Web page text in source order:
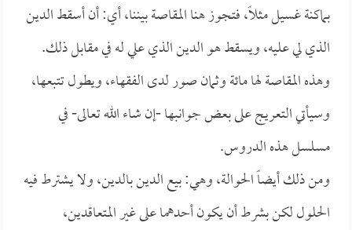
بماكنة غسيل مثلاً، فتجوز هنا المقاصة بيننا، أي: أن أسقط الدين
الذي لي عليه، ويسقط هو الدين الذي علي له في مقابل ذلك.
وهذه المقاصة لها مائة وثمان صور لدى الفقهاء، ويطول تتبعها،
وسيأتي التعريج على بعض جوانبها -إن شاء الله تعالى- في
مسلسل هذه الدروس.
ومن ذلك أيضاً الحوالة، وهي: بيع الدين بالدين، ولا يشترط فيه
الحلول لكن بشرط أن يكون أحدهما على غير المتعاقدين،